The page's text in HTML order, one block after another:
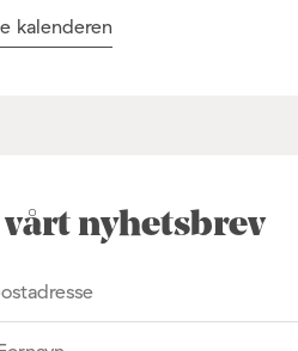
kalenderen
nyhetsbrev